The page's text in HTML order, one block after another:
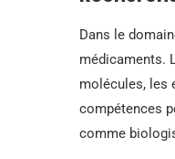
Dans le
médicaments.
molécules, les
compétences
comme